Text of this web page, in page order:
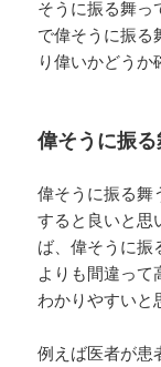
そうに振る舞っ
で偉そうに振る
り偉いかどうか
偉そうに振
偉そうに振る舞
すると良いと思
ば、偉そうに振
よりも間違って
わかりやすいと
例えば医者が患